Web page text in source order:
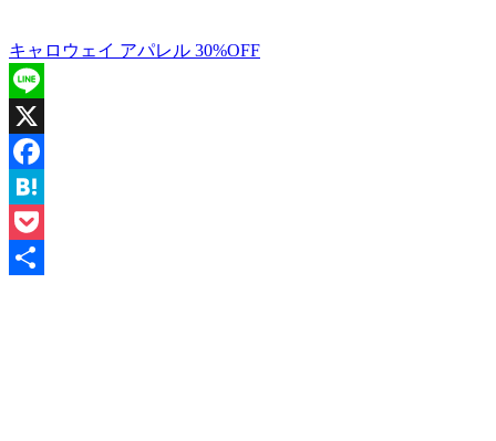
キャロウェイ アパレル 30%OFF
Line
X
Facebook
Hatena
Pocket